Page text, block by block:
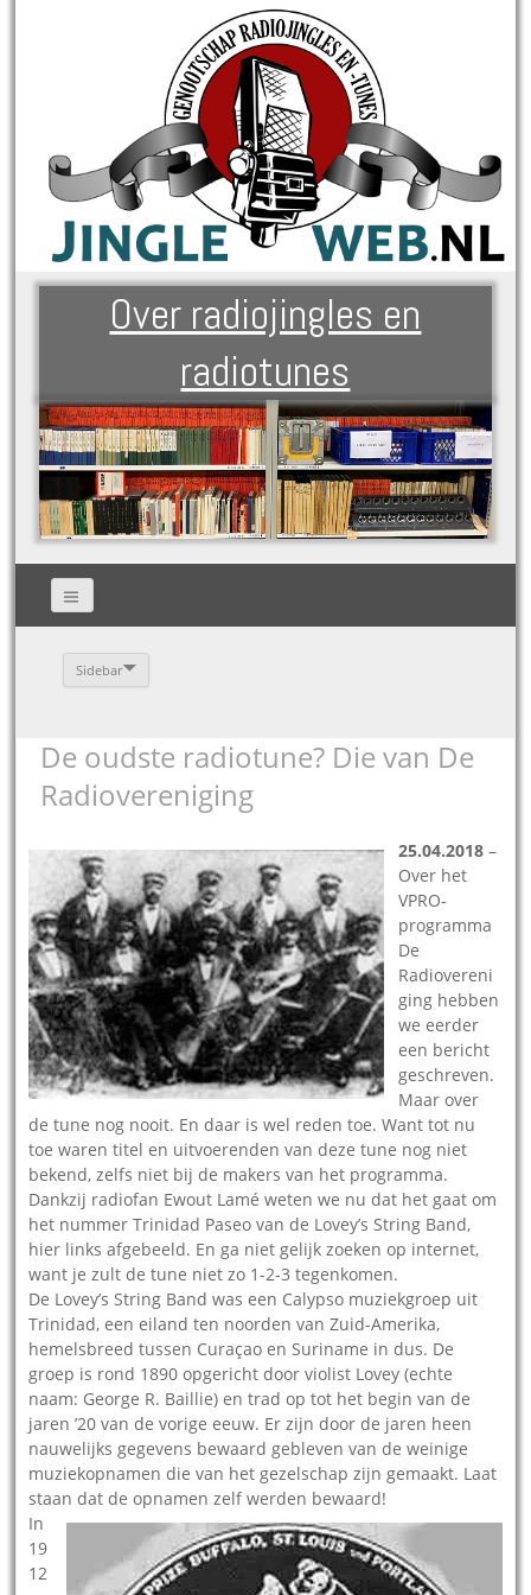
Over radiojingles en
radiotunes
Sidebar
De oudste radiotune? Die van De
Radiovereniging
25.04.2018 –
Over het
VPRO-
programma
De
Radiovereni
ging hebben
we eerder
een bericht
geschreven.
Maar over
de tune nog nooit. En daar is wel reden toe. Want tot nu
toe waren titel en uitvoerenden van deze tune nog niet
bekend, zelfs niet bij de makers van het programma.
Dankzij radiofan Ewout Lamé weten we nu dat het gaat om
het nummer Trinidad Paseo van de Lovey’s String Band,
hier links afgebeeld. En ga niet gelijk zoeken op internet,
want je zult de tune niet zo 1-2-3 tegenkomen.
De Lovey’s String Band was een Calypso muziekgroep uit
Trinidad, een eiland ten noorden van Zuid-Amerika,
hemelsbreed tussen Curaçao en Suriname in dus. De
groep is rond 1890 opgericht door violist Lovey (echte
naam: George R. Baillie) en trad op tot het begin van de
jaren ’20 van de vorige eeuw. Er zijn door de jaren heen
nauwelijks gegevens bewaard gebleven van de weinige
muziekopnamen die van het gezelschap zijn gemaakt. Laat
staan dat de opnamen zelf werden bewaard!
In
19
12